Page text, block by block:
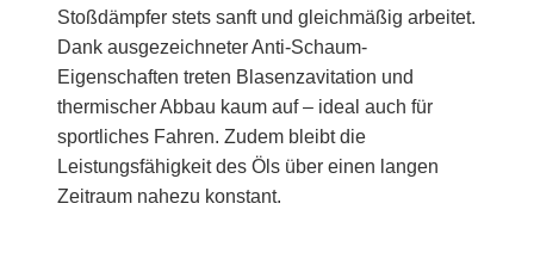
Stoßdämpfer stets sanft und gleichmäßig arbeitet.
Dank ausgezeichneter Anti-Schaum-
Eigenschaften treten Blasenzavitation und
thermischer Abbau kaum auf – ideal auch für
sportliches Fahren. Zudem bleibt die
Leistungsfähigkeit des Öls über einen langen
Zeitraum nahezu konstant.